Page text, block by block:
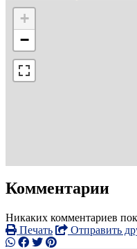
+
−
Комментарии
Никаких комментариев
Печать
Отправить